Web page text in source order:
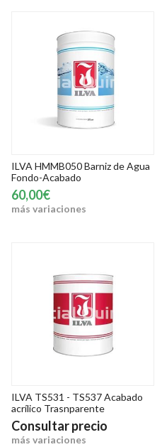
ILVA HMMB050 Barniz de Agua
Fondo-Acabado
60,00€
más variaciones
ILVA TS531 - TS537 Acabado
acrílico Trasnparente
Consultar precio
más variaciones